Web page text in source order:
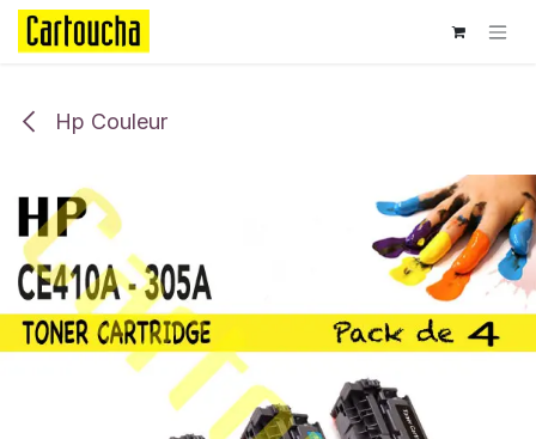
Se rendre au contenu
Hp Couleur